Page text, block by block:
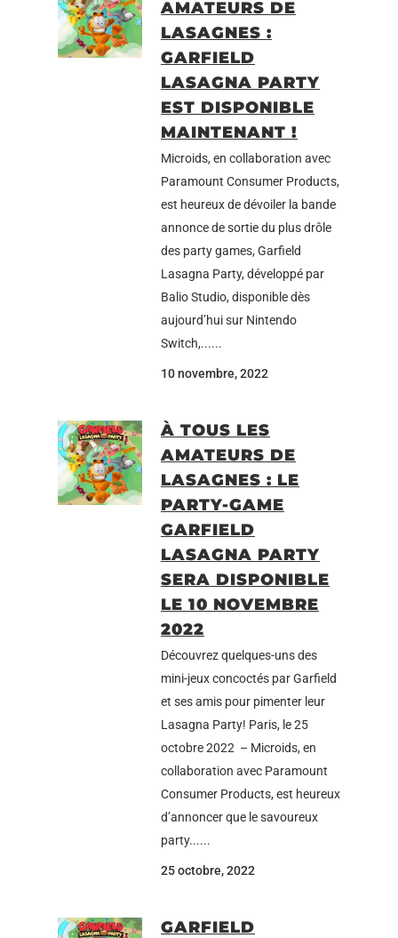
AMATEURS DE
LASAGNES :
GARFIELD
LASAGNA PARTY
EST DISPONIBLE
MAINTENANT !
Microids, en collaboration avec
Paramount Consumer Products,
est heureux de dévoiler la bande
annonce de sortie du plus drôle
des party games, Garfield
Lasagna Party, développé par
Balio Studio, disponible dès
aujourd’hui sur Nintendo
Switch,......
10 novembre, 2022
À TOUS LES
AMATEURS DE
LASAGNES : LE
PARTY-GAME
GARFIELD
LASAGNA PARTY
SERA DISPONIBLE
LE 10 NOVEMBRE
2022
Découvrez quelques-uns des
mini-jeux concoctés par Garfield
et ses amis pour pimenter leur
Lasagna Party! Paris, le 25
octobre 2022 – Microids, en
collaboration avec Paramount
Consumer Products, est heureux
d’annoncer que le savoureux
party......
25 octobre, 2022
GARFIELD